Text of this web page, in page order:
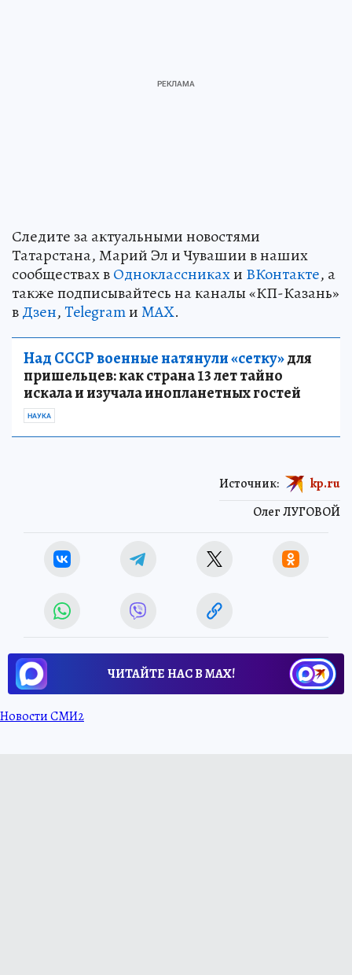
Следите за актуальными новостями
Татарстана, Марий Эл и Чувашии в наших
сообществах вОдноклассникахи ВКонтакте, а
также подписывайтесь на каналы «КП-Казань»
вДзен,TelegramиMAX.
Над СССР военные натянули «сетку»для
пришельцев: как страна 13 лет тайно
искала и изучала инопланетных гостей
НАУКА
Олег ЛУГОВОЙ
Источник: kp.ru
ЧИТАЙТЕ НАС В МАХ!
Новости СМИ2